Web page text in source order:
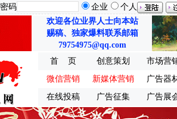
密码 企业
个人
欢迎各位业界人士向本站
赐稿、独家爆料联系邮箱
79754975@qq.com
首 页
创意策划
市场营
微信营销
新媒体营销
广告器
在线投稿
广告征集 广告展